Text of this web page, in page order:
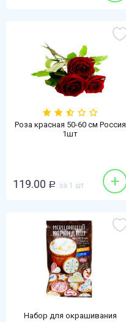
Роза красная 50-60 см Россия
1шт
119.00 Р за 1 шт +
Набор для окрашивания